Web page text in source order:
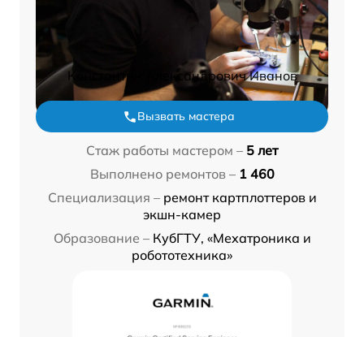
Константин Александрович Иванов
Вызвать мастера
Стаж работы мастером – 5 лет
Выполнено ремонтов – 1 460
Специализация – ремонт картплоттеров и
экшн-камер
Образование – КубГТУ, «Мехатроника и
робототехника»